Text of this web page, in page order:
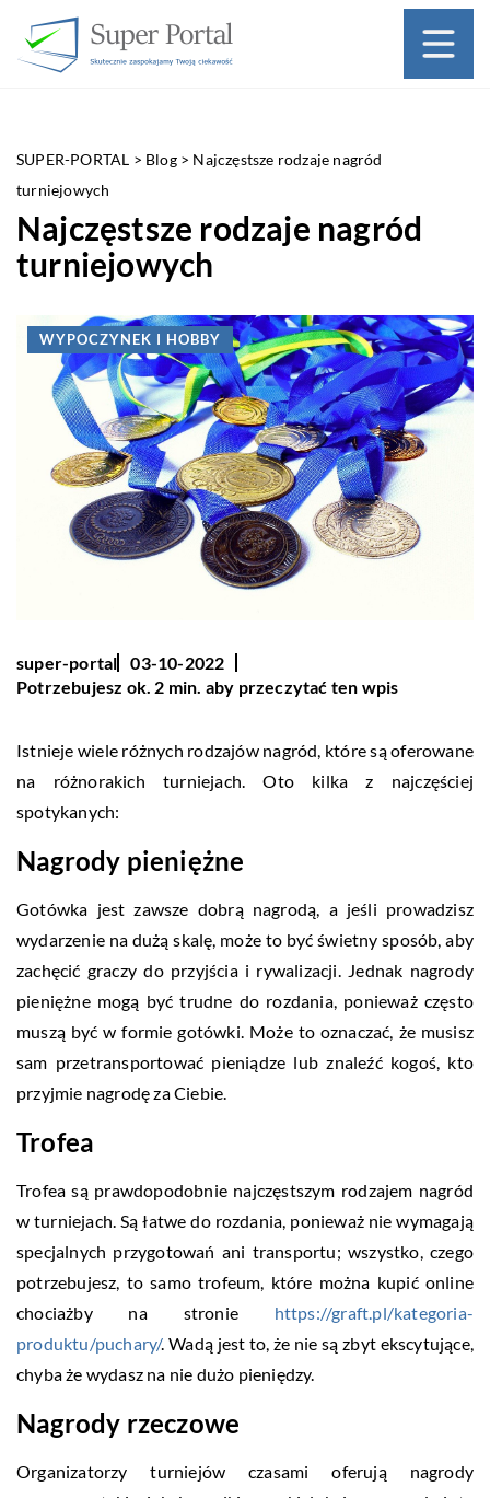
SUPER-PORTAL > Blog> Najczęstsze rodzaje nagród
turniejowych
Najczęstsze rodzaje nagród
turniejowych
WYPOCZYNEK I HOBBY
super-portal
03-10-2022
Potrzebujesz ok. 2 min. aby przeczytać ten wpis
Istnieje wiele różnych rodzajów nagród, które są oferowane
na różnorakich turniejach. Oto kilka z najczęściej
spotykanych:
Nagrody pieniężne
Gotówka jest zawsze dobrą nagrodą, a jeśli prowadzisz
wydarzenie na dużą skalę, może to być świetny sposób, aby
zachęcić graczy do przyjścia i rywalizacji. Jednak nagrody
pieniężne mogą być trudne do rozdania, ponieważ często
muszą być w formie gotówki. Może to oznaczać, że musisz
sam przetransportować pieniądze lub znaleźć kogoś, kto
przyjmie nagrodę za Ciebie.
Trofea
Trofea są prawdopodobnie najczęstszym rodzajem nagród
w turniejach. Są łatwe do rozdania, ponieważ nie wymagają
specjalnych przygotowań ani transportu; wszystko, czego
potrzebujesz, to samo trofeum, które można kupić online
chociażby na stronie https://graft.pl/kategoria-
produktu/puchary/. Wadą jest to, że nie są zbyt ekscytujące,
chyba że wydasz na nie dużo pieniędzy.
Nagrody rzeczowe
Organizatorzy turniejów czasami oferują nagrody